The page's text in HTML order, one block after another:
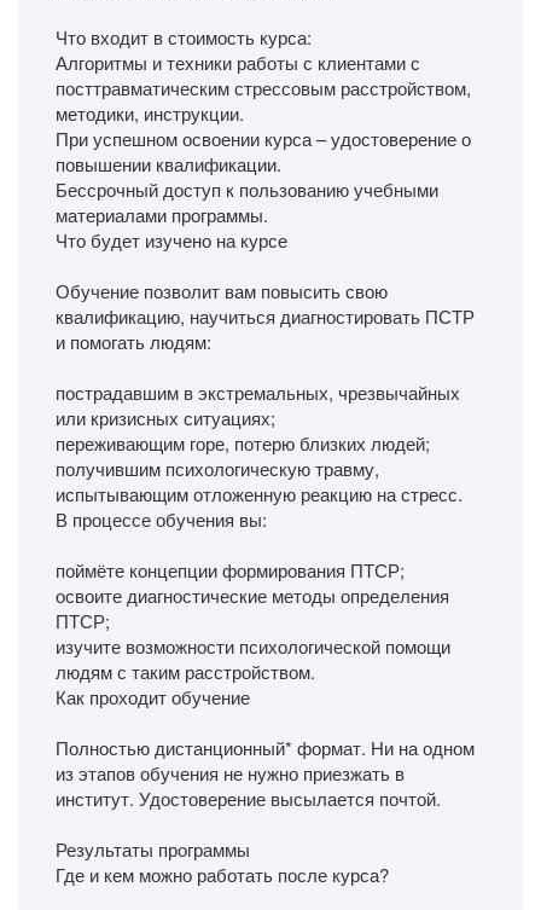
Что входит в стоимость курса:
Алгоритмы и техники работы с клиентами с
посттравматическим стрессовым расстройством,
методики, инструкции.
При успешном освоении курса – удостоверение о
повышении квалификации.
Бессрочный доступ к пользованию учебными
материалами программы.
Что будет изучено на курсе
Обучение позволит вам повысить свою
квалификацию, научиться диагностировать ПСТР
и помогать людям:
пострадавшим в экстремальных, чрезвычайных
или кризисных ситуациях;
переживающим горе, потерю близких людей;
получившим психологическую травму,
испытывающим отложенную реакцию на стресс.
В процессе обучения вы:
поймёте концепции формирования ПТСР;
освоите диагностические методы определения
ПТСР;
изучите возможности психологической помощи
людям с таким расстройством.
Как проходит обучение
Полностью дистанционный* формат. Ни на одном
из этапов обучения не нужно приезжать в
институт. Удостоверение высылается почтой.
Результаты программы
Где и кем можно работать после курса?